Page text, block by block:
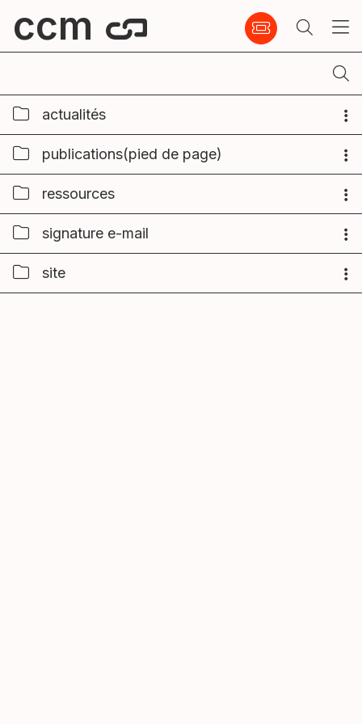
ccm
actualités
publications(pied de page)
ressources
signature e-mail
site